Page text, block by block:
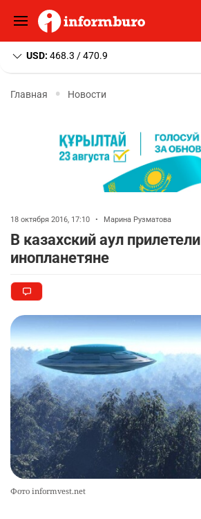
USD: 468.3 / 470.9
Главная Новости
18 октября 2016, 17:10 • Марина Рузматова
В казахский аул прилетели
инопланетяне
Фото informvest.net